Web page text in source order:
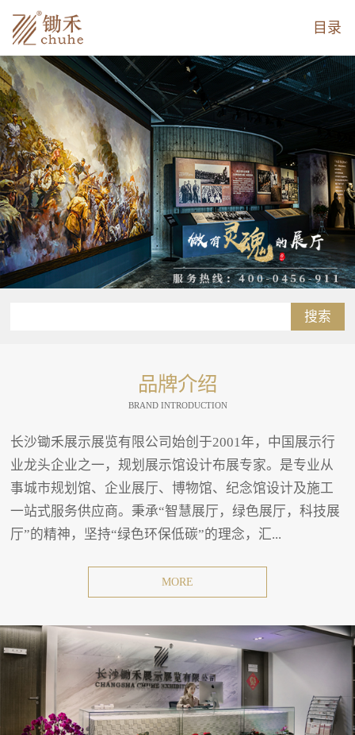
目录
搜索
品牌介绍
BRAND INTRODUCTION
长沙锄禾展示展览有限公司始创于2001年，中国展示行
业龙头企业之一，规划展示馆设计布展专家。是专业从
事城市规划馆、企业展厅、博物馆、纪念馆设计及施工
一站式服务供应商。秉承“智慧展厅，绿色展厅，科技展
厅”的精神，坚持“绿色环保低碳”的理念，汇...
MORE